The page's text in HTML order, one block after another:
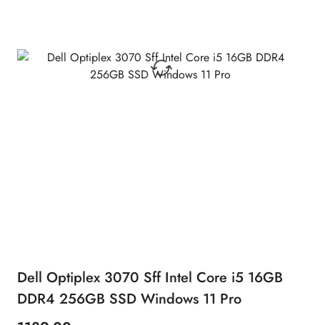
Dell Optiplex 3070 Sff Intel Core i5 16GB
DDR4 256GB SSD Windows 11 Pro